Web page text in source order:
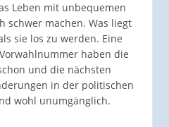
Leben mit unbequemen
schwer machen. Was liegt
sie los zu werden. Eine
haben die
und die nächsten
in der politischen
wohl unumgänglich.